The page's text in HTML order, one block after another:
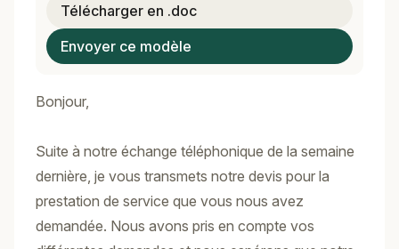
Télécharger en .doc
Envoyer ce modèle
Bonjour,
Suite à notre échange téléphonique de la semaine
dernière, je vous transmets notre devis pour la
prestation de service que vous nous avez
demandée. Nous avons pris en compte vos